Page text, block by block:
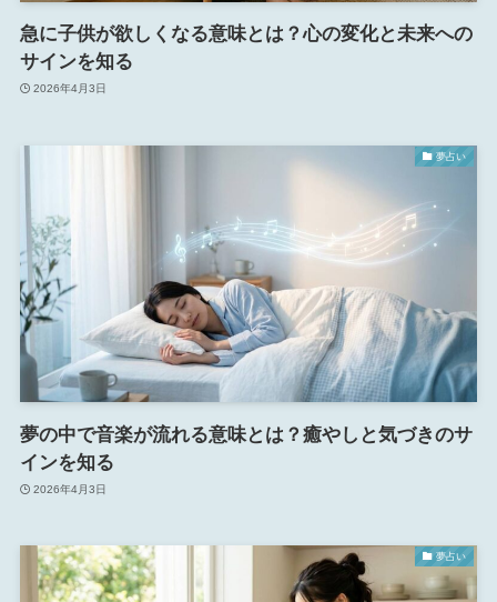
急に子供が欲しくなる意味とは？心の変化と未来への
サインを知る
2026年4月3日
夢占い
夢の中で音楽が流れる意味とは？癒やしと気づきのサ
インを知る
2026年4月3日
夢占い